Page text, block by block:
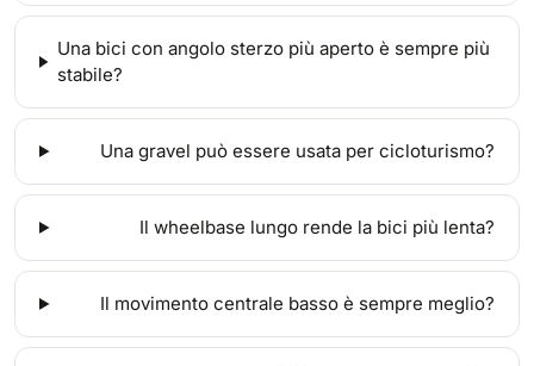
Una bici con angolo sterzo più aperto è sempre più
stabile?
Una gravel può essere usata per cicloturismo?
Il wheelbase lungo rende la bici più lenta?
Il movimento centrale basso è sempre meglio?